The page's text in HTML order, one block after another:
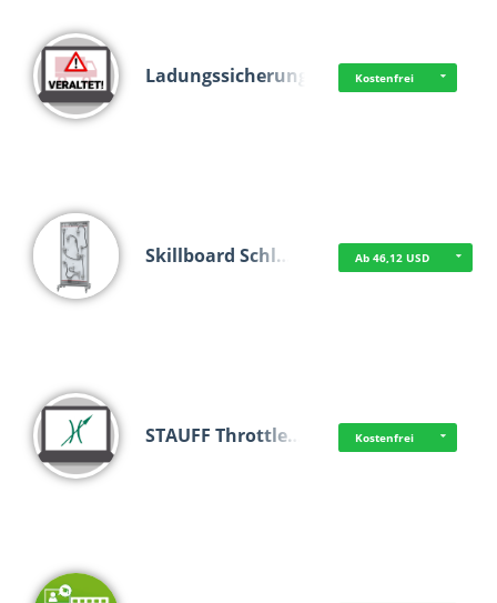
Ladungssicherung Kostenfrei
Skillboard Schl… Ab 46,12 USD
STAUFF Throttle… Kostenfrei